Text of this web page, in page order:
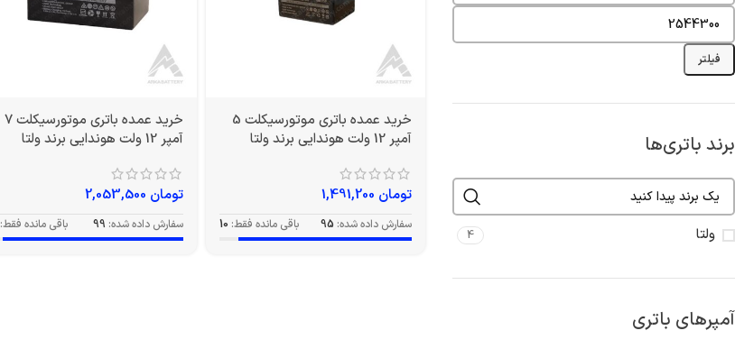
فیلتر
برند باتری‌ها
ولتا 4
آمپرهای باتری
خرید عمده باتری موتورسیکلت 5
آمپر 12 ولت هوندایی برند ولتا
تومان
سفارش داده شده: 95 باقی مانده فقط: 10
خرید عمده باتری موتورسیکلت 7
آمپر 12 ولت هوندایی برند ولتا
تومان
سفارش داده شده: 99 باقی مانده فقط: